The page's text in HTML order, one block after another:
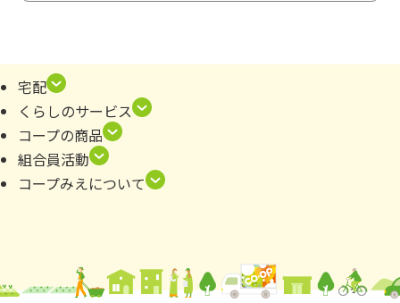
宅配
くらしのサービス
コープの商品
組合員活動
コープみえについて